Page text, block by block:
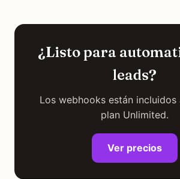
¿Listo para
leads?
Los webhooks están
plan Unlimited.
Ver precios